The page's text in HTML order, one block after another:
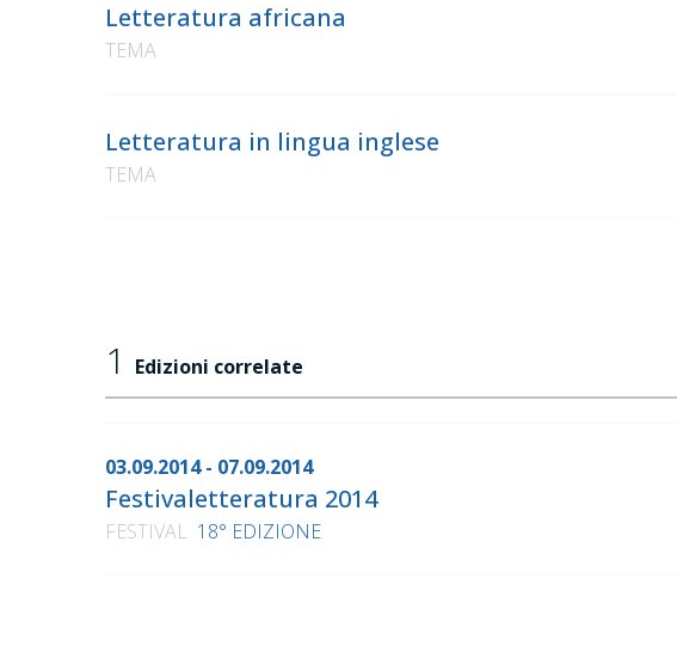
Letteratura africana
TEMA
Letteratura in lingua inglese
TEMA
1 Edizioni correlate
03.09.2014 - 07.09.2014
Festivaletteratura 2014
FESTIVAL 18° EDIZIONE